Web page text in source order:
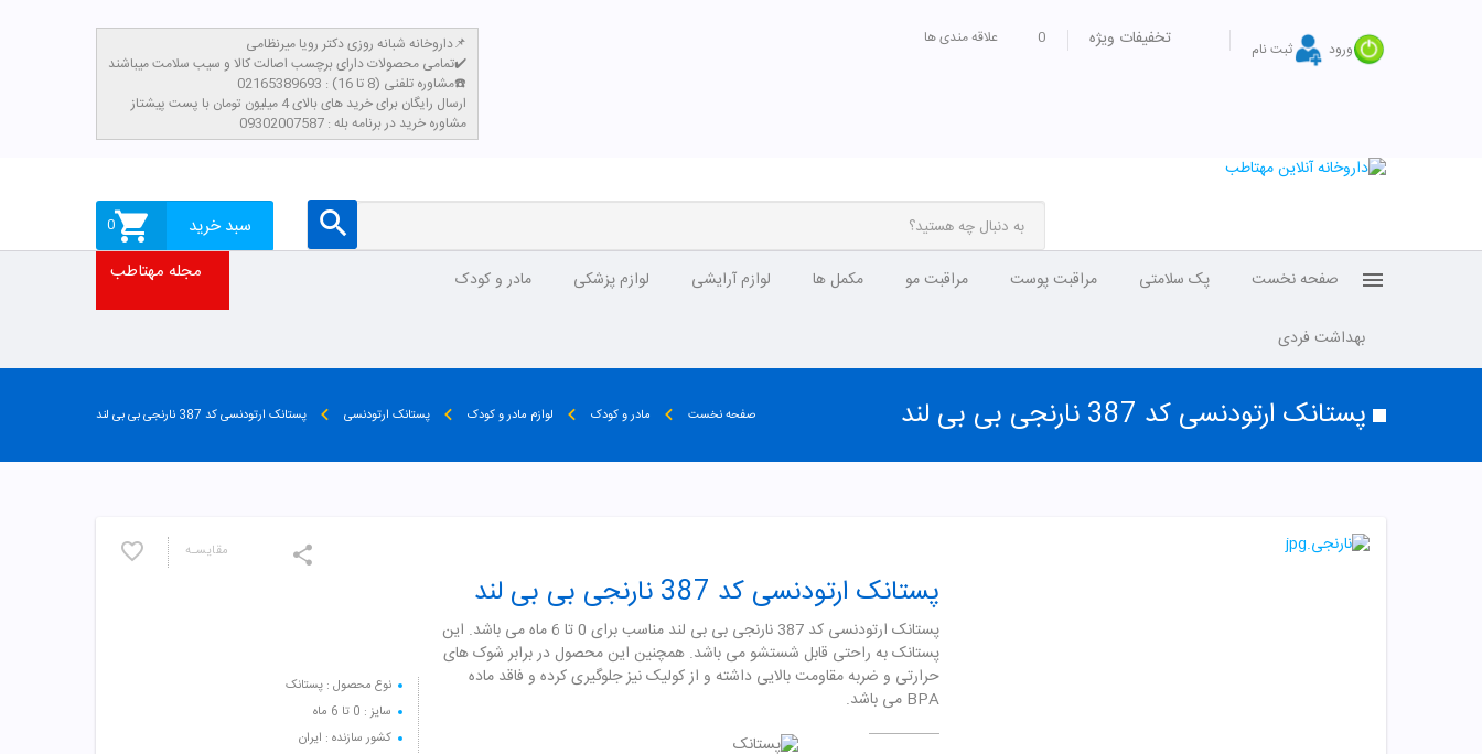
ورود ثبت نام تخفیفات ویژه 0 علاقه مندی ها
داروخانه شبانه روزی دکتر رویا میرنظامی📌
تمامی محصولات دارای برچسب اصالت کالا و سیب سلامت میباشند✔️
مشاوره تلفنی (8 تا 16) : 02165389693☎️
​ارسال رایگان برای خرید های بالای 4 میلیون تومان با پست پیشتاز
مشاوره خرید در برنامه بله : 09302007587
سبد خرید 0
صفحه نخست پک سلامتی مراقبت پوست مراقبت مو مکمل ها لوازم آرایشی لوازم پزشکی مادر و کودک
بهداشت فردی
مجله مهتاطب
پستانک ارتودنسی کد 387 نارنجی بی بی لند صفحه نخست مادر و کودک لوازم مادر و کودک پستانک ارتودنسی پستانک ارتودنسی کد 387 نارنجی بی بی لند
مقایسـه
نوع محصول : پستانک
سایز : 0 تا 6 ماه
کشور سازنده : ایران
پستانک ارتودنسی کد 387 نارنجی بی بی لند
پستانک ارتودنسی کد 387 نارنجی بی بی لند مناسب برای 0 تا 6 ماه می باشد. این
پستانک به راحتی قابل شستشو می باشد. همچنین این محصول در برابر شوک های
حرارتی و ضربه مقاومت بالایی داشته و از کولیک نیز جلوگیری کرده و فاقد ماده
BPA می باشد.